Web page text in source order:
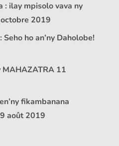
: ilay mpisolo vava ny
2019
ho an’ny Daholobe!
MAHAZATRA 11
fikambanana
9 août 2019